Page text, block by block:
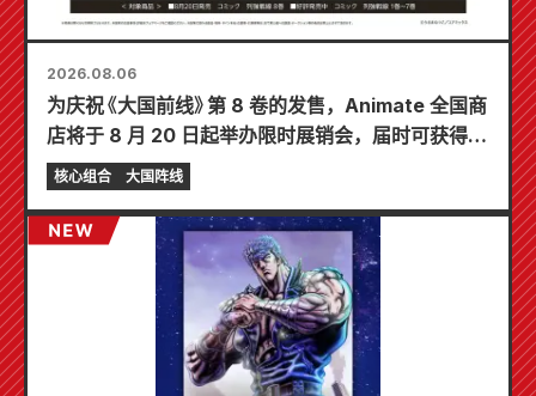
2026.08.06
为庆祝《大国前线》第 8 卷的发售，Animate 全国商
店将于 8 月 20 日起举办限时展销会，届时可获得特
制迷你卡片（共 4 种）！
核心组合 大国阵线